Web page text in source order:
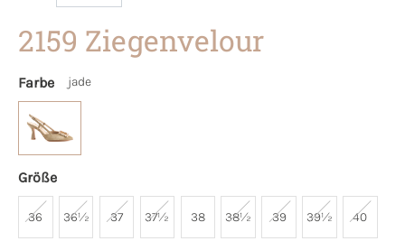
2159 Ziegenvelour
Farbe jade
Größe
36 36½ 37 37½ 38 38½ 39 39½ 40